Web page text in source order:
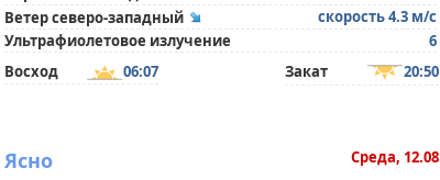
Ветер северо-западный
скорость 4.3 м/с
Ультрафиолетовое излучение
6
Восход
06:07 Закат 20:50
Среда, 12.08
Ясно